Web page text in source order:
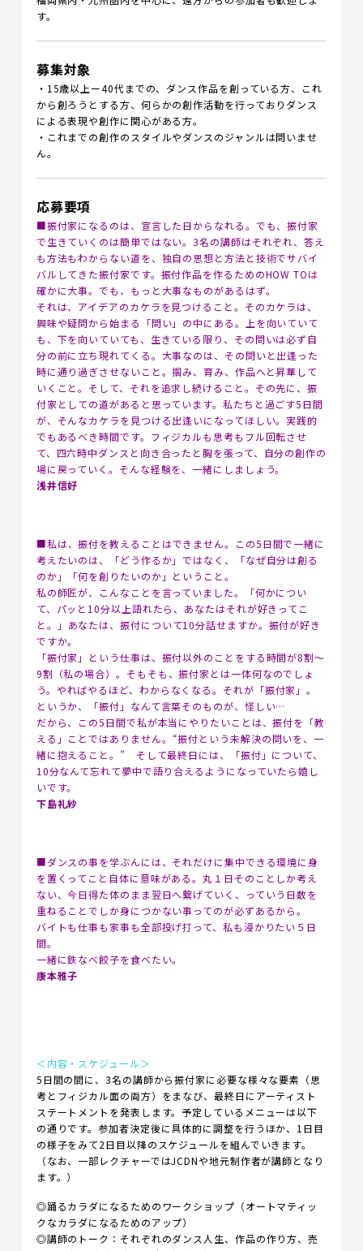
す。
募集対象
・15歳以上ー40代までの、ダンス作品を創っている方、これ
から創ろうとする方、何らかの創作活動を行っておりダンス
による表現や創作に関心がある方。
・これまでの創作のスタイルやダンスのジャンルは問いませ
ん。
応募要項
■振付家になるのは、宣言した日からなれる。でも、振付家
で生きていくのは簡単ではない。3名の講師はそれぞれ、答え
も方法もわからない道を、独自の思想と方法と技術でサバイ
バルしてきた振付家です。振付作品を作るためのHOW TOは
確かに大事。でも、もっと大事なものがあるはず。
それは、アイデアのカケラを見つけること。そのカケラは、
興味や疑問から始まる「問い」の中にある。上を向いていて
も、下を向いていても、生きている限り、その問いは必ず自
分の前に立ち現れてくる。大事なのは、その問いと出逢った
時に通り過ぎさせないこと。掴み、育み、作品へと昇華して
いくこと。そして、それを追求し続けること。その先に、振
付家としての道があると思っています。私たちと過ごす5日間
が、そんなカケラを見つける出逢いになってほしい。実践的
でもあるべき時間です。フィジカルも思考もフル回転させ
て、四六時中ダンスと向き合ったと胸を張って、自分の創作の
場に戻っていく。そんな経験を、一緒にしましょう。
浅井信好
■私は、振付を教えることはできません。
この5日間で一緒に
考えたいのは、「どう作るか」ではなく、「なぜ自分は創る
のか」「何を創りたいのか」ということ。
私の師匠が、こんなことを言っていました。
「何かについ
て、パッと10分以上語れたら、あなたはそれが好きってこ
と。」 あなたは、振付について10分話せますか。 振付が好き
ですか。
「振付家」という仕事は、振付以外のことをする時間が8割〜
9割（私の場合）。 そもそも、振付家とは一体何なのでしょ
う。 やればやるほど、わからなくなる。それが「振付家」。
というか、「振付」なんて言葉そのものが、怪しい…
だから、この5日間で私が本当にやりたいことは、振付を「教
える」ことではありません。 “振付という未解決の問いを、一
緒に抱えること。” そして最終日には、「振付」について、
10分なんて忘れて夢中で語り合えるようになっていたら嬉し
いです。
下島礼紗
■ダンスの事を学ぶんには、それだけに集中できる環境に身
を置くってこと自体に意味がある。丸１日そのことしか考え
ない、今日得た体のまま翌日へ繋げていく、っていう日数を
重ねることでしか身につかない事ってのが必ずあるから。
バイトも仕事も家事も全部投げ打って、私も浸かりたい５日
間。
一緒に鉄なべ餃子を食べたい。
康本雅子
＜内容・スケジュール＞
5日間の間に、3名の講師から振付家に必要な様々な要素（思
考とフィジカル面の両方）をまなび、最終日にアーティスト
ステートメントを発表します。予定しているメニューは以下
の通りです。参加者決定後に具体的に調整を行うほか、1日目
の様子をみて2日目以降のスケジュールを組んでいきます。
（なお、一部レクチャーではJCDNや地元制作者が講師となり
ます。）
◎踊るカラダになるためのワークショップ（オートマティッ
クなカラダになるためのアップ）
◎講師のトーク：それぞれのダンス人生、作品の作り方、売